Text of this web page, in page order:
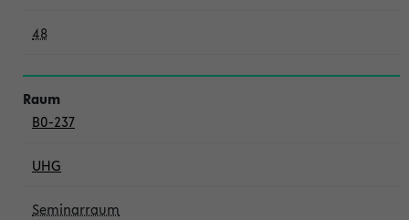
48
B0-237
UHG
Seminarraum